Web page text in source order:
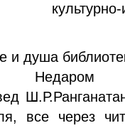
культурно-
и душа
Недаром
все через